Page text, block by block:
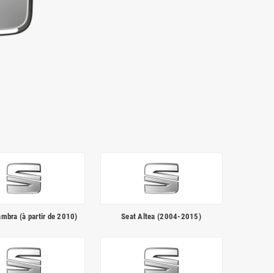
(à partir de 2010) Seat Altea (2004-2015)